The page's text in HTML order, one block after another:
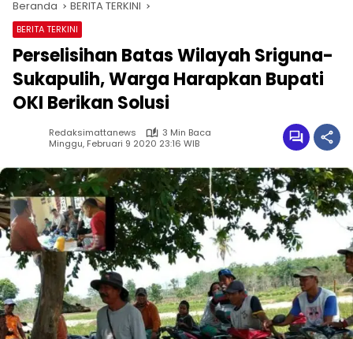
Beranda BERITA TERKINI
BERITA TERKINI
Perselisihan Batas Wilayah Sriguna-
Sukapulih, Warga Harapkan Bupati
OKI Berikan Solusi
Redaksimattanews
3 Min Baca
Minggu, Februari 9 2020 23:16 WIB